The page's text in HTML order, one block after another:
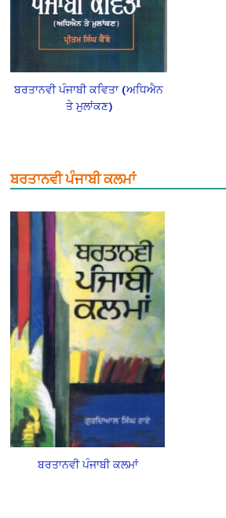
ਬਰਤਾਨਵੀ ਪੰਜਾਬੀ ਕਵਿਤਾ (ਅਧਿਐਨ
ਤੇ ਮੁਲਾਂਕਣ)
ਬਰਤਾਨਵੀ ਪੰਜਾਬੀ ਕਲਮਾਂ
ਬਰਤਾਨਵੀ ਪੰਜਾਬੀ ਕਲਮਾਂ